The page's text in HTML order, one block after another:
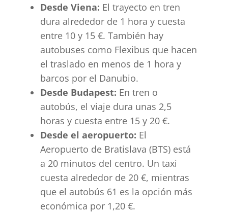
Desde Viena: El trayecto en tren
dura alrededor de 1 hora y cuesta
entre 10 y 15 €. También hay
autobuses como Flexibus que hacen
el traslado en menos de 1 hora y
barcos por el Danubio.
Desde Budapest: En tren o
autobús, el viaje dura unas 2,5
horas y cuesta entre 15 y 20 €.
Desde el aeropuerto: El
Aeropuerto de Bratislava (BTS) está
a 20 minutos del centro. Un taxi
cuesta alrededor de 20 €, mientras
que el autobús 61 es la opción más
económica por 1,20 €.